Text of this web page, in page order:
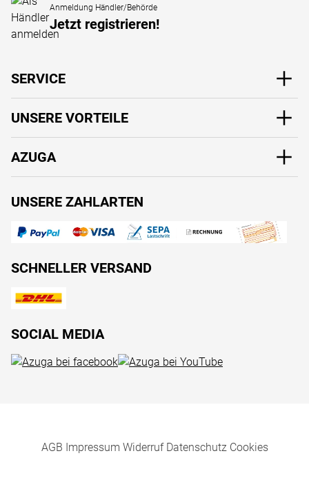
Anmeldung Händler/Behörde
Jetzt registrieren!
SERVICE
UNSERE VORTEILE
AZUGA
UNSERE ZAHLARTEN
SCHNELLER VERSAND
SOCIAL MEDIA
AGB Impressum Widerruf Datenschutz Cookies